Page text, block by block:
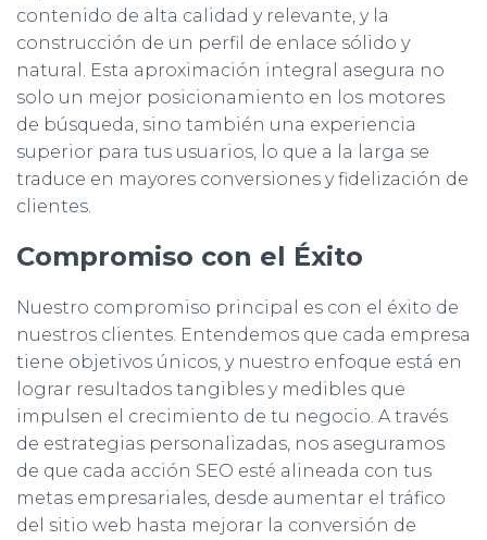
contenido de alta calidad y relevante, y la
construcción de un perfil de enlace sólido y
natural. Esta aproximación integral asegura no
solo un mejor posicionamiento en los motores
de búsqueda, sino también una experiencia
superior para tus usuarios, lo que a la larga se
traduce en mayores conversiones y fidelización de
clientes.
Compromiso con el Éxito
Nuestro compromiso principal es con el éxito de
nuestros clientes. Entendemos que cada empresa
tiene objetivos únicos, y nuestro enfoque está en
lograr resultados tangibles y medibles que
impulsen el crecimiento de tu negocio. A través
de estrategias personalizadas, nos aseguramos
de que cada acción SEO esté alineada con tus
metas empresariales, desde aumentar el tráfico
del sitio web hasta mejorar la conversión de